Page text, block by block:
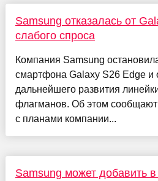
Samsung отказалась от
слабого спроса
Компания Samsung
смартфона Galaxy S26 Edge и
дальнейшего развития
флагманов. Об этом сообщают
с планами компании...
Samsung может добавить